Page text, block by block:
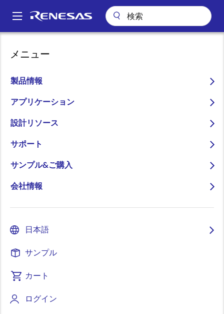
ン
Main
メニュー
製品情報
アプリケーション
設計リソース
サポート
サンプル&ご購入
会社情報
日本語
サンプル
カート
ログイン
パ
ン
く
ず
2024年12月期 第2四半期（中間期）決算概要
2024年12月期 第2四半期
（中間期）決算概要
2024年7月25日
（Non-GAAP）（注①②）